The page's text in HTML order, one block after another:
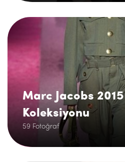
Marc Jacobs
Koleksiyonu
59 Fotoğraf